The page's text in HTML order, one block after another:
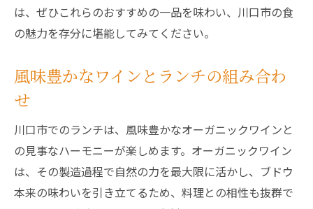
は、ぜひこれらのおすすめの一品を味わい、川口市の食
の魅力を存分に堪能してみてください。
風味豊かなワインとランチの組み合わ
せ
川口市でのランチは、風味豊かなオーガニックワインと
の見事なハーモニーが楽しめます。オーガニックワイン
は、その製造過程で自然の力を最大限に活かし、ブドウ
本来の味わいを引き立てるため、料理との相性も抜群で